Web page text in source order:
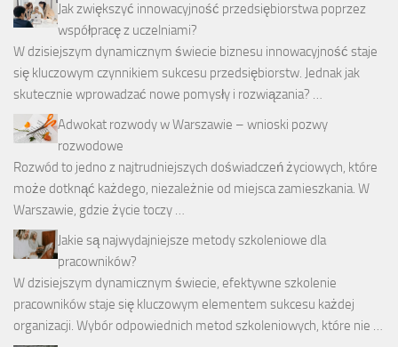
Jak zwiększyć innowacyjność przedsiębiorstwa poprzez
współpracę z uczelniami?
W dzisiejszym dynamicznym świecie biznesu innowacyjność staje
się kluczowym czynnikiem sukcesu przedsiębiorstw. Jednak jak
skutecznie wprowadzać nowe pomysły i rozwiązania? …
Adwokat rozwody w Warszawie – wnioski pozwy
rozwodowe
Rozwód to jedno z najtrudniejszych doświadczeń życiowych, które
może dotknąć każdego, niezależnie od miejsca zamieszkania. W
Warszawie, gdzie życie toczy …
Jakie są najwydajniejsze metody szkoleniowe dla
pracowników?
W dzisiejszym dynamicznym świecie, efektywne szkolenie
pracowników staje się kluczowym elementem sukcesu każdej
organizacji. Wybór odpowiednich metod szkoleniowych, które nie …